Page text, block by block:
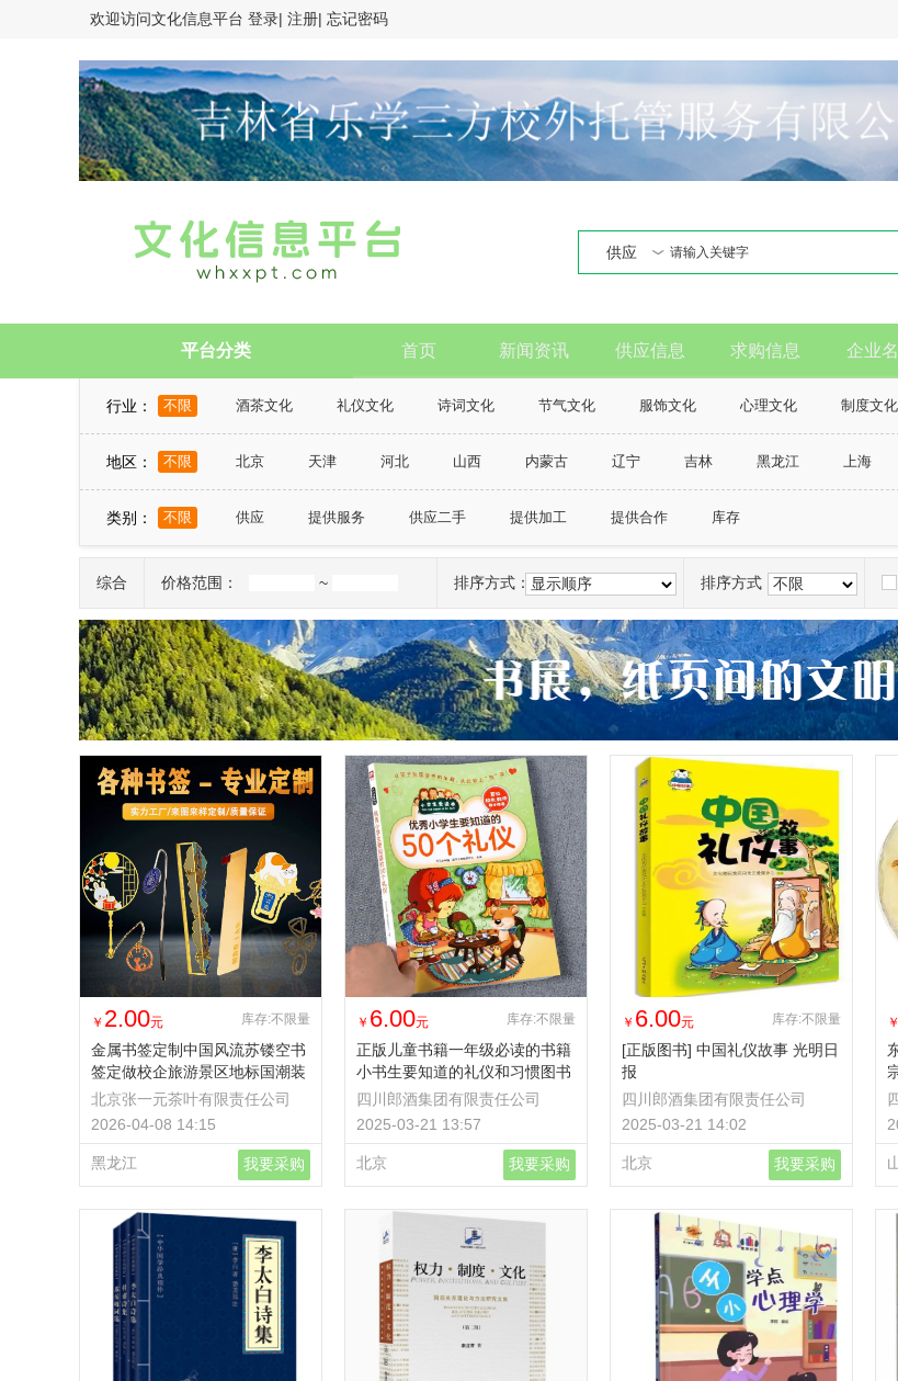
欢迎访问文化信息平台 登录| 注册| 忘记密码
供应
平台分类 首页 新闻资讯 供应信息 求购信息 企业
行业： 不限 酒茶文化 礼仪文化 诗词文化 节气文化 服饰文化 心理文化 制度文化
风俗习惯和道德规范
地区： 不限 北京 天津 河北 山西 内蒙古 辽宁 吉林 黑龙江 上海
山东
河南 湖北 湖南 广东 广西 海南 重庆市 四川 贵州
宁夏
新疆 台湾 澳门
类别： 不限 供应 提供服务 供应二手 提供加工 提供合作 库存
综合 价格范围： ~ 排序方式：显示顺序 排序方式：不限
￥ 2.00元 库存:不限量
金属书签定制中国风流苏镂空书
签定做校企旅游景区地标国潮装
文创
北京张一元茶叶有限责任公司
2026-04-08 14:15
黑龙江 我要采购
￥ 6.00元 库存:不限量
正版儿童书籍一年级必读的书籍
小书生要知道的礼仪和习惯图书
四川郎酒集团有限责任公司
2025-03-21 13:57
北京 我要采购
￥ 6.00元 库存:不限量
[正版图书] 中国礼仪故事 光明日
报
四川郎酒集团有限责任公司
2025-03-21 14:02
北京 我要采购
￥